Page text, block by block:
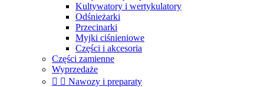
Kultywatory i wertykulatory
Odśnieżarki
Przecinarki
Myjki ciśnieniowe
Części i akcesoria
Części zamienne
Wyprzedaże
  Nawozy i preparaty